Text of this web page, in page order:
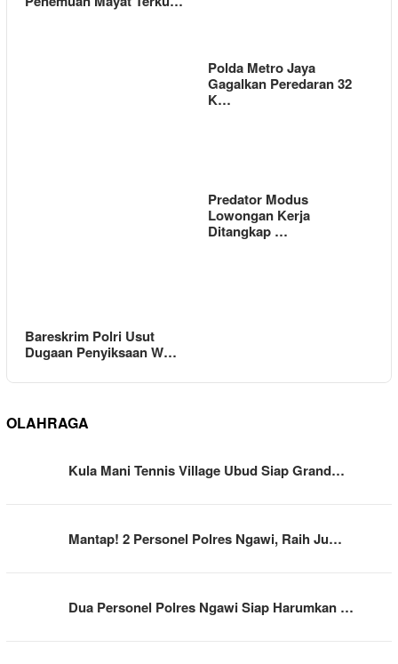
Polda Metro Jaya
Gagalkan Peredaran 32
K…
Bareskrim Polri Usut
Dugaan Penyiksaan W…
Predator Modus
Lowongan Kerja
Ditangkap …
OLAHRAGA
Kula Mani Tennis Village Ubud Siap Grand…
Mantap! 2 Personel Polres Ngawi, Raih Ju…
Dua Personel Polres Ngawi Siap Harumkan …